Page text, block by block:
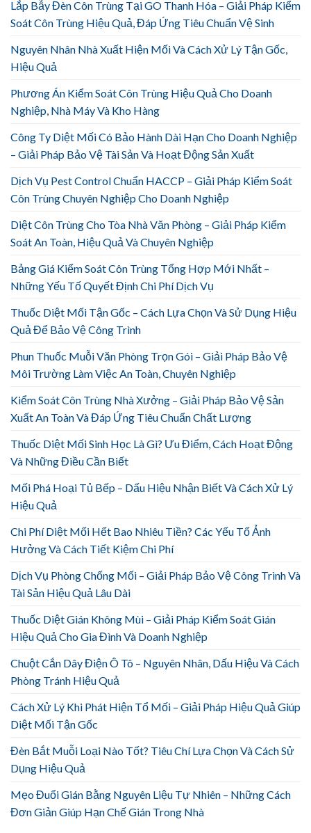
Lắp Bẫy Đèn Côn Trùng Tại GO Thanh Hóa – Giải Pháp Kiểm
Soát Côn Trùng Hiệu Quả, Đáp Ứng Tiêu Chuẩn Vệ Sinh
Nguyên Nhân Nhà Xuất Hiện Mối Và Cách Xử Lý Tận Gốc,
Hiệu Quả
Phương Án Kiểm Soát Côn Trùng Hiệu Quả Cho Doanh
Nghiệp, Nhà Máy Và Kho Hàng
Công Ty Diệt Mối Có Bảo Hành Dài Hạn Cho Doanh Nghiệp
– Giải Pháp Bảo Vệ Tài Sản Và Hoạt Động Sản Xuất
Dịch Vụ Pest Control Chuẩn HACCP – Giải Pháp Kiểm Soát
Côn Trùng Chuyên Nghiệp Cho Doanh Nghiệp
Diệt Côn Trùng Cho Tòa Nhà Văn Phòng – Giải Pháp Kiểm
Soát An Toàn, Hiệu Quả Và Chuyên Nghiệp
Bảng Giá Kiểm Soát Côn Trùng Tổng Hợp Mới Nhất –
Những Yếu Tố Quyết Định Chi Phí Dịch Vụ
Thuốc Diệt Mối Tận Gốc – Cách Lựa Chọn Và Sử Dụng Hiệu
Quả Để Bảo Vệ Công Trình
Phun Thuốc Muỗi Văn Phòng Trọn Gói – Giải Pháp Bảo Vệ
Môi Trường Làm Việc An Toàn, Chuyên Nghiệp
Kiểm Soát Côn Trùng Nhà Xưởng – Giải Pháp Bảo Vệ Sản
Xuất An Toàn Và Đáp Ứng Tiêu Chuẩn Chất Lượng
Thuốc Diệt Mối Sinh Học Là Gì? Ưu Điểm, Cách Hoạt Động
Và Những Điều Cần Biết
Mối Phá Hoại Tủ Bếp – Dấu Hiệu Nhận Biết Và Cách Xử Lý
Hiệu Quả
Chi Phí Diệt Mối Hết Bao Nhiêu Tiền? Các Yếu Tố Ảnh
Hưởng Và Cách Tiết Kiệm Chi Phí
Dịch Vụ Phòng Chống Mối – Giải Pháp Bảo Vệ Công Trình Và
Tài Sản Hiệu Quả Lâu Dài
Thuốc Diệt Gián Không Mùi – Giải Pháp Kiểm Soát Gián
Hiệu Quả Cho Gia Đình Và Doanh Nghiệp
Chuột Cắn Dây Điện Ô Tô – Nguyên Nhân, Dấu Hiệu Và Cách
Phòng Tránh Hiệu Quả
Cách Xử Lý Khi Phát Hiện Tổ Mối – Giải Pháp Hiệu Quả Giúp
Diệt Mối Tận Gốc
Đèn Bắt Muỗi Loại Nào Tốt? Tiêu Chí Lựa Chọn Và Cách Sử
Dụng Hiệu Quả
Mẹo Đuổi Gián Bằng Nguyên Liệu Tự Nhiên – Những Cách
Đơn Giản Giúp Hạn Chế Gián Trong Nhà